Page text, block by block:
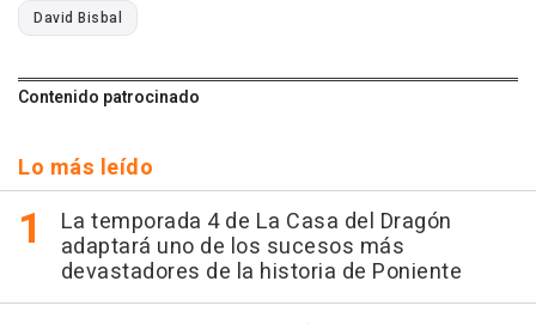
David Bisbal
Contenido patrocinado
Lo más leído
La temporada 4 de La Casa del Dragón
adaptará uno de los sucesos más
devastadores de la historia de Poniente